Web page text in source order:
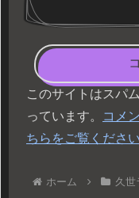
このサイトはスパ
っています。
コメ
ちらをご覧ください
ホーム 久世